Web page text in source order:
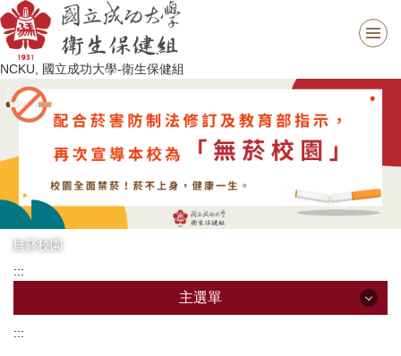
跳
到
主
要
內
容
區
NCKU, 國立成功大學-衛生保健組
無菸校園
:::
主選單
:::